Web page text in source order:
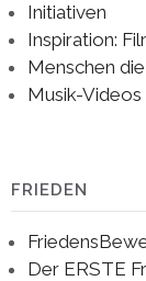
Initiativen
Inspiration:
Menschen
Musik-Videos
FRIEDEN
Der ERSTE